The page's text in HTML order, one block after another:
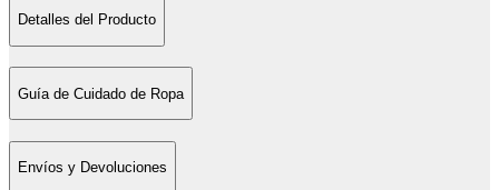
Detalles del Producto
Guía de Cuidado de Ropa
Envíos y Devoluciones